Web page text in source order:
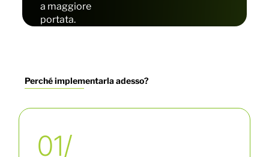
a maggiore
portata.
Perché implementarla adesso?
01/